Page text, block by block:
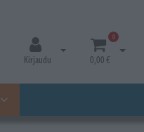
Kirjaudu
Avaa kirjautuminen
0
0,00 €
Avaa